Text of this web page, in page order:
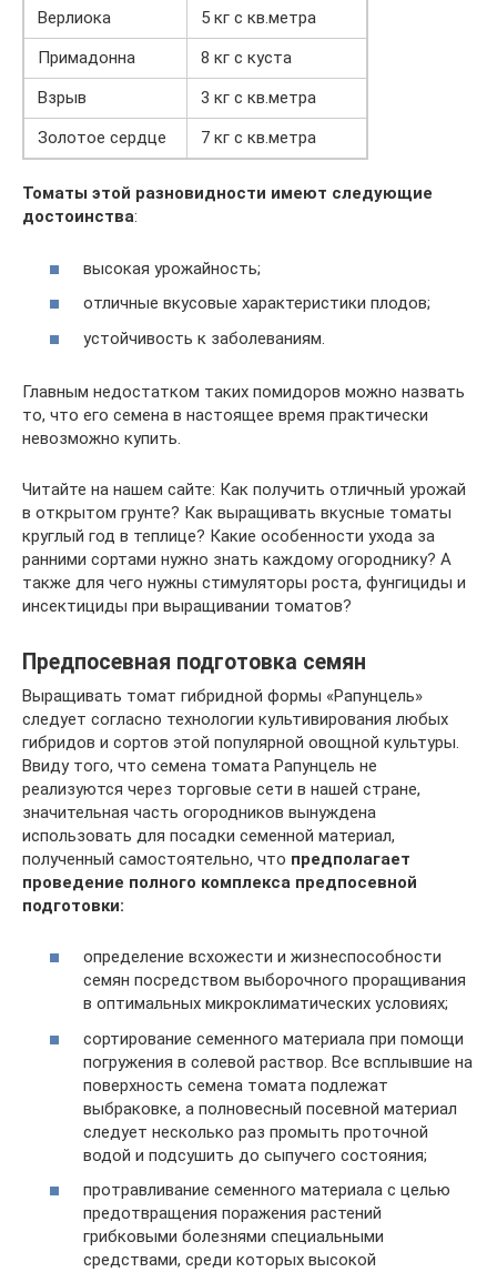
Верлиока
5 кг с кв.метра
Примадонна
8 кг с куста
Взрыв
3 кг с кв.метра
Золотое сердце
7 кг с кв.метра
Томаты этой разновидности имеют следующие
достоинства:
высокая урожайность;
отличные вкусовые характеристики плодов;
устойчивость к заболеваниям.
Главным недостатком таких помидоров можно назвать
то, что его семена в настоящее время практически
невозможно купить.
Читайте на нашем сайте: Как получить отличный урожай
в открытом грунте? Как выращивать вкусные томаты
круглый год в теплице? Какие особенности ухода за
ранними сортами нужно знать каждому огороднику? А
также для чего нужны стимуляторы роста, фунгициды и
инсектициды при выращивании томатов?
Предпосевная подготовка семян
Выращивать томат гибридной формы «Рапунцель»
следует согласно технологии культивирования любых
гибридов и сортов этой популярной овощной культуры.
Ввиду того, что семена томата Рапунцель не
реализуются через торговые сети в нашей стране,
значительная часть огородников вынуждена
использовать для посадки семенной материал,
полученный самостоятельно, что предполагает
проведение полного комплекса предпосевной
подготовки:
определение всхожести и жизнеспособности
семян посредством выборочного проращивания
в оптимальных микроклиматических условиях;
сортирование семенного материала при помощи
погружения в солевой раствор. Все всплывшие на
поверхность семена томата подлежат
выбраковке, а полновесный посевной материал
следует несколько раз промыть проточной
водой и подсушить до сыпучего состояния;
протравливание семенного материала с целью
предотвращения поражения растений
грибковыми болезнями специальными
средствами, среди которых высокой